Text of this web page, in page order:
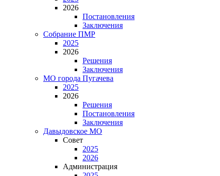
2026
Постановления
Заключения
Собрание ПМР
2025
2026
Решения
Заключения
МО города Пугачева
2025
2026
Решения
Постановления
Заключения
Давыдовское МО
Совет
2025
2026
Администрация